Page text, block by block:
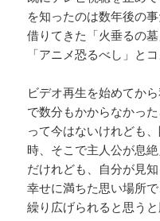
を知ったのは数年後の
借りてきた「火垂るの
「アニメ恐るべし」と
ビデオ再生を始めてか
で数分もかからなかっ
って今はないけれども
時、そこで主人公が息
だけれども、自分が見
幸せに満ちた思い場所
繰り広げられると思うと